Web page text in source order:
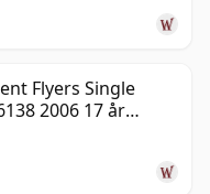
Flyers Single
2006 17 år